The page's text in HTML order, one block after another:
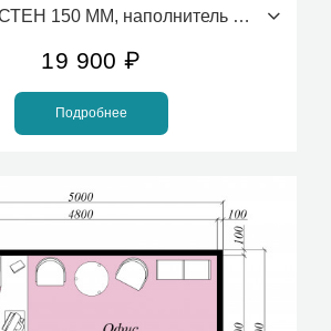
ТОЛЩИНА СТЕН 150 ММ, наполнитель ПСБС (стоимость за 1м2)
19 900 ₽
Подробнее